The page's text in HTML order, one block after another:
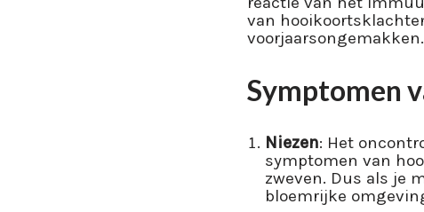
van
voorjaarsongemakken.
Symptomen
Niezen: Het
symptomen van
zweven. Dus als je
bloemrijke